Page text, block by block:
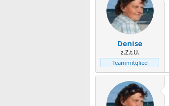
Denise
z.Z.t.U.
Teammitglied